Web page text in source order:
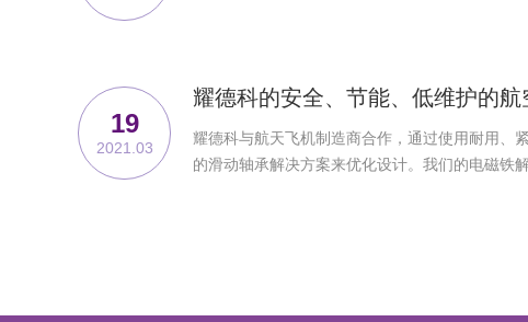
19
2021.03
耀德科的安全、节能、低维护的
耀德科与航天飞机制造商合作，通过使用耐用、
的滑动轴承解决方案来优化设计。我们的电磁铁